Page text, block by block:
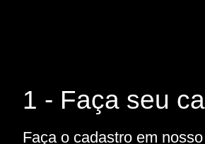
1 - Faça seu
Faça o cadastro em